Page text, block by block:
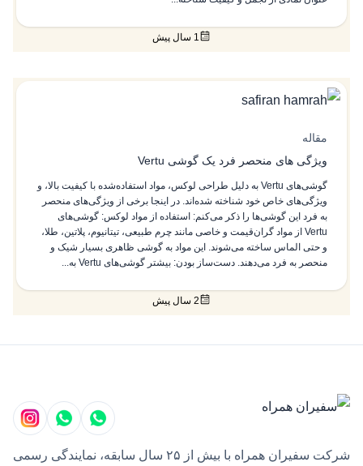
1 سال پیش
مقاله
ویژگی های منحصر فرد یک گوشی Vertu
گوشی‌های Vertu به دلیل طراحی لوکس، مواد استفاده‌شده با کیفیت بالا، و
ویژگی‌های خاص خود شناخته شده‌اند. در اینجا برخی از ویژگی‌های منحصر
به فرد این گوشی‌ها را ذکر می‌کنم: استفاده از مواد لوکس: گوشی‌های
Vertu از مواد گران‌قیمت و خاصی مانند چرم طبیعی، تیتانیوم، پلاتین، طلا،
و حتی الماس ساخته می‌شوند. این مواد به گوشی ظاهری بسیار شیک و
منحصر به فرد می‌دهند. دست‌ساز بودن: بیشتر گوشی‌های Vertu به...
2 سال پیش
شرکت سفیران همراه با بیش از ۲۵ سال سابقه، نمایندگی رسمی